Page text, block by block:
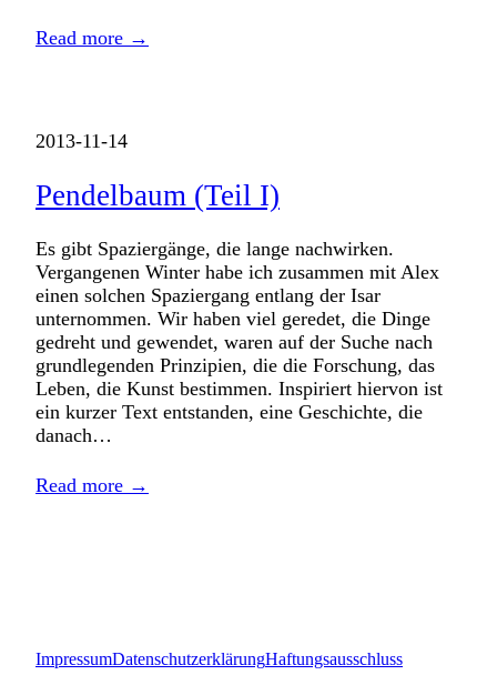
Read more →
2013-11-14
Pendelbaum (Teil I)
Es gibt Spaziergänge, die lange nachwirken.
Vergangenen Winter habe ich zusammen mit Alex
einen solchen Spaziergang entlang der Isar
unternommen. Wir haben viel geredet, die Dinge
gedreht und gewendet, waren auf der Suche nach
grundlegenden Prinzipien, die die Forschung, das
Leben, die Kunst bestimmen. Inspiriert hiervon ist
ein kurzer Text entstanden, eine Geschichte, die
danach…
Read more →
ImpressumDatenschutzerklärungHaftungsausschluss